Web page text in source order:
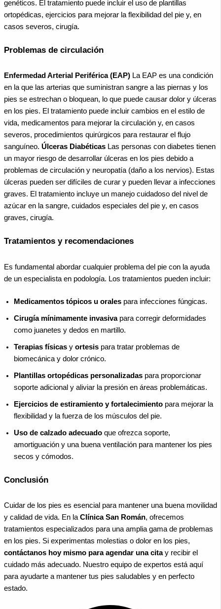
genéticos. El tratamiento puede incluir el uso de plantillas
ortopédicas, ejercicios para mejorar la flexibilidad del pie y, en
casos severos, cirugía.
Problemas de circulación
Enfermedad Arterial Periférica (EAP) La EAP es una condición
en la que las arterias que suministran sangre a las piernas y los
pies se estrechan o bloquean, lo que puede causar dolor y úlceras
en los pies. El tratamiento puede incluir cambios en el estilo de
vida, medicamentos para mejorar la circulación y, en casos
severos, procedimientos quirúrgicos para restaurar el flujo
sanguíneo. Úlceras Diabéticas Las personas con diabetes tienen
un mayor riesgo de desarrollar úlceras en los pies debido a
problemas de circulación y neuropatía (daño a los nervios). Estas
úlceras pueden ser difíciles de curar y pueden llevar a infecciones
graves. El tratamiento incluye un manejo cuidadoso del nivel de
azúcar en la sangre, cuidados especiales del pie y, en casos
graves, cirugía.
Tratamientos y recomendaciones
Es fundamental abordar cualquier problema del pie con la ayuda
de un especialista en podología. Los tratamientos pueden incluir:
Medicamentos tópicos u orales para infecciones fúngicas.
Cirugía mínimamente invasivapara corregir deformidades
como juanetes y dedos en martillo.
Terapias físicas y ortesis para tratar problemas de
biomecánica y dolor crónico.
Plantillas ortopédicas personalizadas para proporcionar
soporte adicional y aliviar la presión en áreas problemáticas.
Ejercicios de estiramiento y fortalecimiento para mejorar la
flexibilidad y la fuerza de los músculos del pie.
Uso de calzado adecuado que ofrezca soporte,
amortiguación y una buena ventilación para mantener los pies
secos y cómodos.
Conclusión
Cuidar de los pies es esencial para mantener una buena movilidad
y calidad de vida. En la Clínica San Román, ofrecemos
tratamientos especializados para una amplia gama de problemas
en los pies. Si experimentas molestias o dolor en los pies,
contáctanos hoy mismo para agendar una citay recibir el
cuidado más adecuado. Nuestro equipo de expertos está aquí
para ayudarte a mantener tus pies saludables y en perfecto
estado.